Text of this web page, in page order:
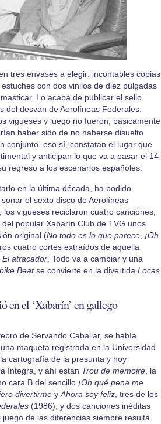
tres envases a elegir: incontables copias
con dos vinilos de diez pulgadas
Lo acaba de publicar el sello
del desván de Aerolíneas Federales.
vigueses y luego no fueron, básicamente
haber sido de no haberse disuelto
conjunto, eso sí, constatan el lugar que
y anticipan lo que va a pasar el 14
regreso a los escenarios españoles.
en la última década, ha podido
el sexto disco de Aerolíneas
vigueses reciclaron cuatro canciones,
popular Xabarín Club de TVG unos
original (No todo es lo que parece, ¡Oh
cuatro cortes extraídos de aquella
El atracador, Todo va a cambiar y una
Beatse convierte en la divertida Locas
en el ‘Xabarín’ en gallego
de Servando Caballar, se había
maqueta registrada en la Universidad
cartografía de la presunta y hoy
íntegra, y ahí están Trou de memoire, la
cara B del sencillo ¡Oh qué pena me
divertirmey Ahora soy feliz, tres de los
(1986); y dos canciones inéditas
juego de las diferencias siempre resulta